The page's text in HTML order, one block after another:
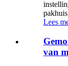
Lees
van